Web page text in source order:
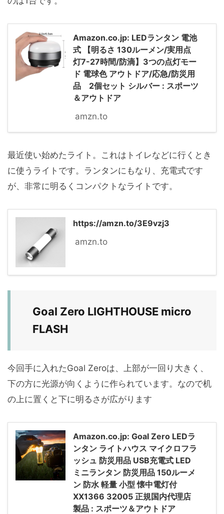
Amazon.co.jp: LEDランタン 電池
式 【明るさ 130ルーメン/実用点
灯7-27時間/防滴】3つの点灯モー
ド 電球色 アウトドア/応急/防災用
品 2個セット シルバー : スポーツ
＆アウトドア
amzn.to
最近使い始めたライト。これはトイレなどに行くとき
に使うライトです。ランタンにもなり、充電式です
が、非常に明るくコンパクトなライトです。
https://amzn.to/3E9vzj3
amzn.to
Goal Zero LIGHTHOUSE micro
FLASH
今回手に入れたGoal Zeroは、上部が一回り大きく、
下の方に光源が向くように作られています。なので机
の上に置くと下に明るさが広がります
Amazon.co.jp: Goal Zero LEDラ
ンタン ライトハウス マイクロフラ
ッシュ 防災用品 USB充電式 LED
ミニランタン 防災用品 150ルーメ
ン 防水 軽量 小型 懐中電灯付
XX1366 32005 正規国内代理店
製品 : スポーツ＆アウトドア